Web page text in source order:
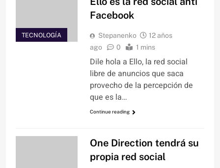
TECNOLOGÍA
Facebook
Stepanenko
12 años
ago
0 1 mins
Dile hola a Ello, la red social
libre de anuncios que saca
provecho de la percepción de
que es la…
Continue reading
One Direction tendrá su
propia red social